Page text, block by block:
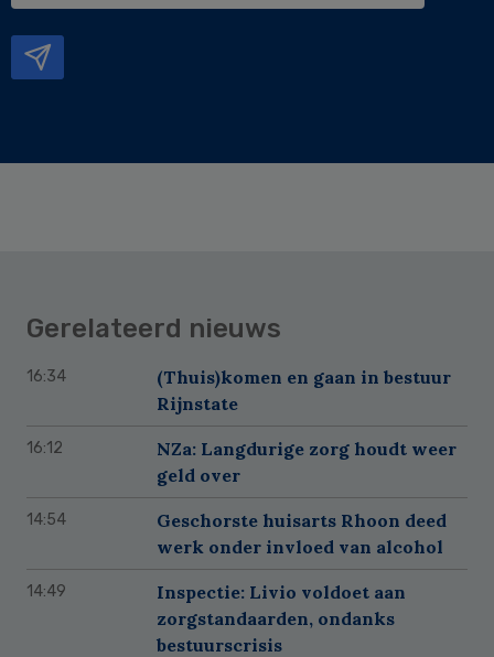
Gerelateerd nieuws
16:34
(Thuis)komen en gaan in bestuur
Rijnstate
16:12
NZa: Langdurige zorg houdt weer
geld over
14:54
Geschorste huisarts Rhoon deed
werk onder invloed van alcohol
14:49
Inspectie: Livio voldoet aan
zorgstandaarden, ondanks
bestuurscrisis